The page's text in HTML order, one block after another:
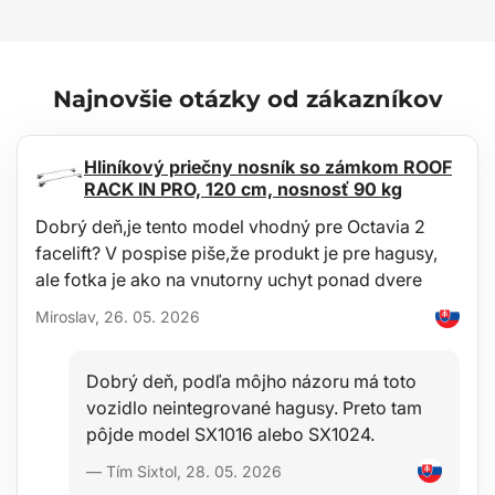
Tlačidlo zapnutia priamo v šilte na pravej strane
Šiltovka vybavená pásikom na suchý zips pre úpravu veľkosti
Široká škála farebných prevedení
Indikátor nabitia:
Ak pri dobíjaní na zdroji svieti červená kontrolka, svetlo sa nabíja.
Ak pri dobíjaní na zdroji svieti modrá kontrolka, svetlo je plne
nabité.
Použitie:
Na výlety pre turistov
Pre deti na cesty do/zo školy v tme
Pre profesionálnych vodičov nákladných áut
Pre kuriérov/rozvoz jedla
Na kempovanie
Pre neplánované opravy auta na cestách
Náhradná baterka pri výpadku elektriny
Najnovšie otázky od zákazníkov
Hliníkový priečny nosník so zámkom ROOF
RACK IN PRO, 120 cm, nosnosť 90 kg
Dobrý deň,je tento model vhodný pre Octavia 2
facelift? V pospise piše,že produkt je pre hagusy,
ale fotka je ako na vnutorny uchyt ponad dvere
Miroslav, 26. 05. 2026
Dobrý deň, podľa môjho názoru má toto
vozidlo neintegrované hagusy. Preto tam
pôjde model SX1016 alebo SX1024.
— Tím Sixtol, 28. 05. 2026